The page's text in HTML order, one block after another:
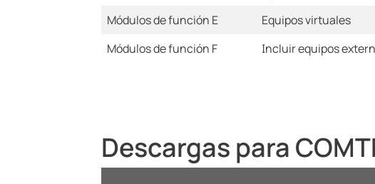
Módulos de función E
Equipos virtuales
Módulos de función F
Incluir equipos
Descargas para